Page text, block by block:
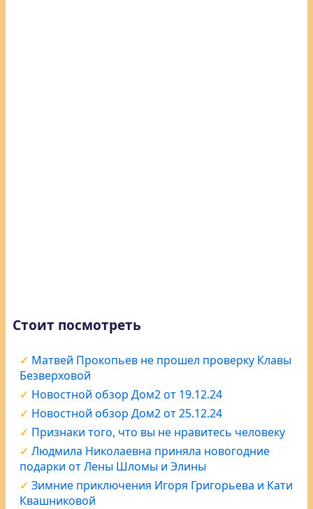
Стоит посмотреть
Матвей Прокопьев не прошел проверку Клавы
Безверховой
Новостной обзор Дом2 от 19.12.24
Новостной обзор Дом2 от 25.12.24
Признаки того, что вы не нравитесь человеку
Людмила Николаевна приняла новогодние
подарки от Лены Шломы и Элины
Зимние приключения Игоря Григорьева и Кати
Квашниковой